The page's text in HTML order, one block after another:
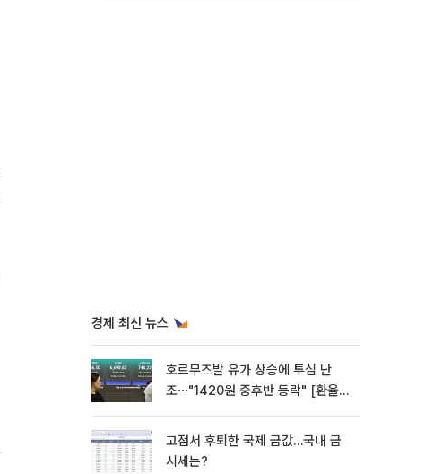
경제 최신 뉴스
호르무즈발 유가 상승에 투심 난
조⋯"1420원 중후반 등락" [환율전
고점서 후퇴한 국제 금값…국내 금
시세는?